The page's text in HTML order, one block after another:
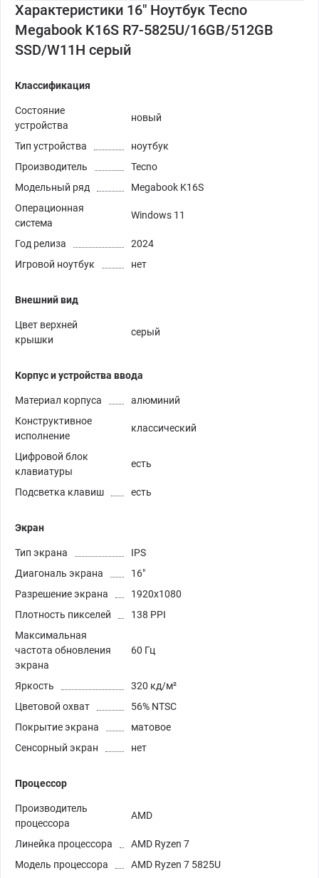
Характеристики 16" Ноутбук Tecno
Megabook K16S R7-5825U/16GB/512GB
SSD/W11H серый
Классификация
Состояние
устройства
новый
Тип устройства
ноутбук
Производитель
Tecno
Модельный ряд
Megabook K16S
Операционная
система
Windows 11
Год релиза
2024
Игровой ноутбук
нет
Внешний вид
Цвет верхней
крышки
серый
Корпус и устройства ввода
Материал корпуса
алюминий
Конструктивное
исполнение
классический
Цифровой блок
клавиатуры
есть
Подсветка клавиш есть
Экран
Тип экрана
IPS
Диагональ экрана
16"
Разрешение экрана
1920x1080
Плотность пикселей
138 PPI
Максимальная
частота обновления
экрана
60 Гц
Яркость
320 кд/м²
Цветовой охват
56% NTSC
Покрытие экрана
матовое
Сенсорный экран
нет
Процессор
Производитель
процессора
AMD
Линейка процессора
AMD Ryzen 7
Модель процессора
AMD Ryzen 7 5825U